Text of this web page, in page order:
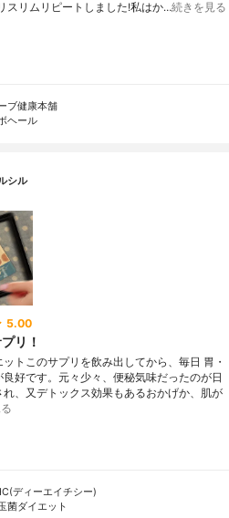
スリムリピートしました!私はか…続きを見る
ブ健康本舗
ヘール
シル
5.00
リ！
トこのサプリを飲み出してから、毎日 胃・
良好です。元々少々、便秘気味だったのが日
れ、又デトックス効果もあるおかげか、肌が
ディーエイチシー)
菌ダイエット